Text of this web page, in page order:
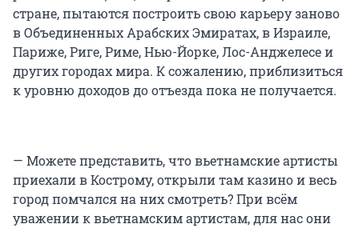
стране, пытаются построить свою карьеру заново
в Объединенных Арабских Эмиратах, в Израиле,
Париже, Риге, Риме, Нью-Йорке, Лос-Анджелесе и
других городах мира. К сожалению, приблизиться
к уровню доходов до отъезда пока не получается.
— Можете представить, что вьетнамские артисты
приехали в Кострому, открыли там казино и весь
город помчался на них смотреть? При всём
уважении к вьетнамским артистам, для нас они